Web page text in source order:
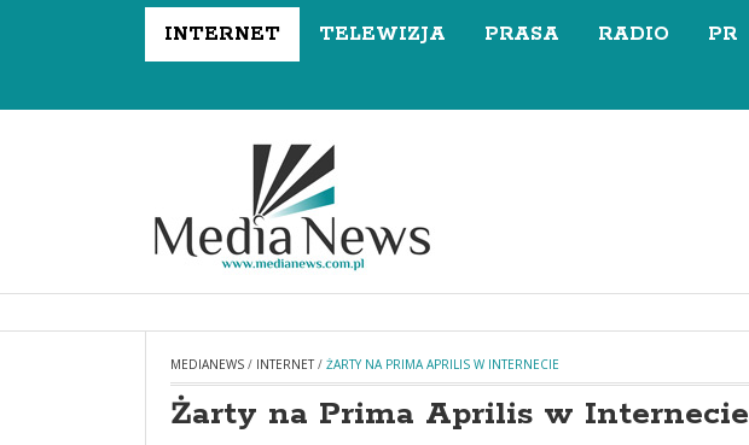
INTERNET TELEWIZJA PRASA RADIO PR
MEDIANEWS / INTERNET/ ŻARTY NA PRIMA APRILIS W INTERNECIE
Żarty na Prima Aprilis w Internecie